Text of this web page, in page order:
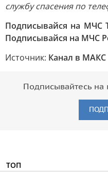
службу спасения по
Подписывайся на МЧС
Подписывайся на МЧС
Источник: Канал в МАКС
Подписывайтесь на
ТОП